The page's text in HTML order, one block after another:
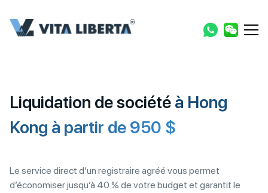
Liquidation de société à Hong
Kong à partir de 950 $
Le service direct d’un registraire agréé vous permet
d’économiser jusqu’à 40 % de votre budget et garantit le